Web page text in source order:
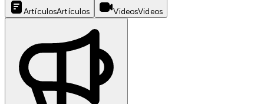
ArtículosArtículos VideosVideos